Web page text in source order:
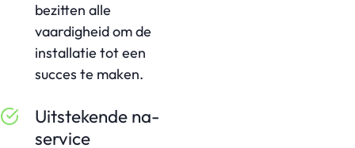
bezitten alle
vaardigheid om de
installatie tot een
succes te maken.
Uitstekende na-
service